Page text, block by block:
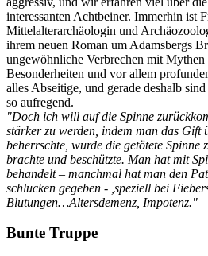
interessanten Achtbeiner. Immerhin ist
Mittelalterarchäologin und
ihrem neuen Roman um Adamsbergs
ungewöhnliche Verbrechen mit
Besonderheiten und vor allem
alles Abseitige, und gerade deshalb
so aufregend.
"Doch ich will auf die Spinne
stärker zu werden, indem man das Gift
beherrschte, wurde die getötete Spinne
brachte und beschützte. Man hat mit
behandelt – manchmal hat man den
schlucken gegeben - ,speziell bei
Blutungen…Altersdemenz, Impotenz."
Bunte Truppe